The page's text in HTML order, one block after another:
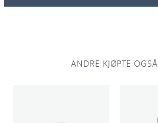
ANDRE KJØPTE OGSÅ